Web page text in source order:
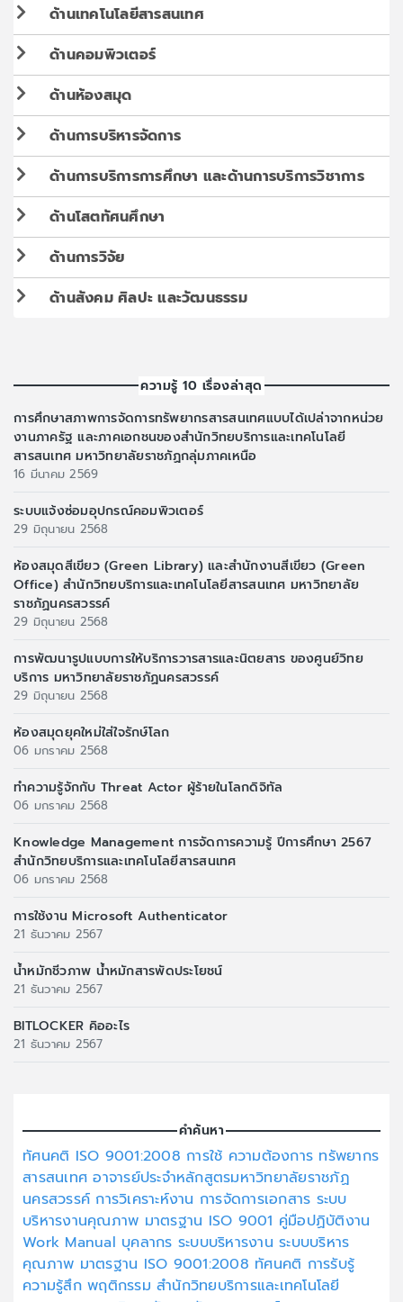
ด้านเทคโนโลยีสารสนเทศ
ด้านคอมพิวเตอร์
ด้านห้องสมุด
ด้านการบริหารจัดการ
ด้านการบริการการศึกษา และด้านการบริการวิชาการ
ด้านโสตทัศนศึกษา
ด้านการวิจัย
ด้านสังคม ศิลปะ และวัฒนธรรม
ความรู้ 10 เรื่องล่าสุด
การศึกษาสภาพการจัดการทรัพยากรสารสนเทศแบบได้เปล่าจากหน่วย
งานภาครัฐ และภาคเอกชนของสำนักวิทยบริการและเทคโนโลยี
สารสนเทศ มหาวิทยาลัยราชภัฏกลุ่มภาคเหนือ
16 มีนาคม 2569
ระบบแจ้งซ่อมอุปกรณ์คอมพิวเตอร์
29 มิถุนายน 2568
ห้องสมุดสีเขียว (Green Library) และสำนักงานสีเขียว (Green
Office) สำนักวิทยบริการและเทคโนโลยีสารสนเทศ มหาวิทยาลัย
ราชภัฏนครสวรรค์
29 มิถุนายน 2568
การพัฒนารูปแบบการให้บริการวารสารและนิตยสาร ของศูนย์วิทย
บริการ มหาวิทยาลัยราชภัฏนครสวรรค์
29 มิถุนายน 2568
ห้องสมุดยุคใหม่ใส่ใจรักษ์โลก
06 มกราคม 2568
ทำความรู้จักกับ Threat Actor ผู้ร้ายในโลกดิจิทัล
06 มกราคม 2568
Knowledge Management การจัดการความรู้ ปีการศึกษา 2567
สำนักวิทยบริการและเทคโนโลยีสารสนเทศ
06 มกราคม 2568
การใช้งาน Microsoft Authenticator
21 ธันวาคม 2567
น้ำหมักชีวภาพ น้ำหมักสารพัดประโยชน์
21 ธันวาคม 2567
BITLOCKER คิออะไร
21 ธันวาคม 2567
คำค้นหา
ทัศนคติ ISO 9001:2008 การใช้ ความต้องการ ทรัพยากร
สารสนเทศอาจารย์ประจำหลักสูตรมหาวิทยาลัยราชภัฏ
นครสวรรค์ การวิเคราะห์งาน การจัดการเอกสาร ระบบ
บริหารงานคุณภาพ มาตรฐาน ISO 9001 คู่มือปฏิบัติงาน
Work Manual บุคลากร ระบบบริหารงาน ระบบบริหาร
คุณภาพ มาตรฐาน ISO 9001:2008 ทัศนคติ การรับรู้
ความรู้สึก พฤติกรรม สำนักวิทยบริการและเทคโนโลยี